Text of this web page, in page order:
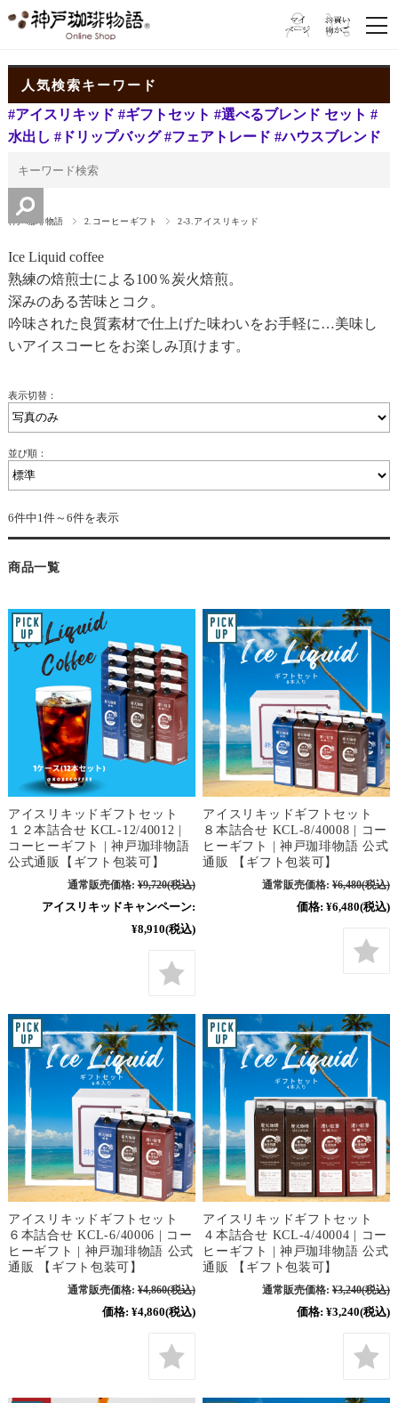
人気検索キーワード
#アイスリキッド #ギフトセット #選べるブレンド セット #
水出し #ドリップバッグ #フェアトレード #ハウスブレンド
神戸珈琲物語 2.コーヒーギフト 2-3.アイスリキッド
Ice Liquid coffee
熟練の焙煎士による100％炭火焙煎。
深みのある苦味とコク。
吟味された良質素材で仕上げた味わいをお手軽に…美味し
いアイスコーヒをお楽しみ頂けます。
表示切替：
並び順：
6件中1件～6件を表示
商品一覧
アイスリキッドギフトセット
１２本詰合せ KCL-12/40012 |
コーヒーギフト | 神戸珈琲物語
公式通販【ギフト包装可】
通常販売価格: ¥9,720(税込)
アイスリキッドキャンペーン:
¥8,910(税込)
アイスリキッドギフトセット
８本詰合せ KCL-8/40008 | コー
ヒーギフト | 神戸珈琲物語 公式
通販 【ギフト包装可】
通常販売価格: ¥6,480(税込)
価格: ¥6,480(税込)
アイスリキッドギフトセット
６本詰合せ KCL-6/40006 | コー
ヒーギフト | 神戸珈琲物語 公式
通販 【ギフト包装可】
通常販売価格: ¥4,860(税込)
価格: ¥4,860(税込)
アイスリキッドギフトセット
４本詰合せ KCL-4/40004 | コー
ヒーギフト | 神戸珈琲物語 公式
通販 【ギフト包装可】
通常販売価格: ¥3,240(税込)
価格: ¥3,240(税込)